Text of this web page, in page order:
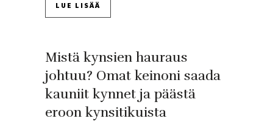
LUE LISÄÄ
Mistä kynsien hauraus
johtuu? Omat keinoni saada
kauniit kynnet ja päästä
eroon kynsitikuista